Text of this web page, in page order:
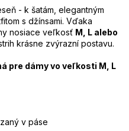
- k šatám, elegantným
s džínsami. Vďaka
nosiace veľkosť M, L alebo
krásne zvýrazní postavu.
pre dámy vo veľkosti M, L
v páse